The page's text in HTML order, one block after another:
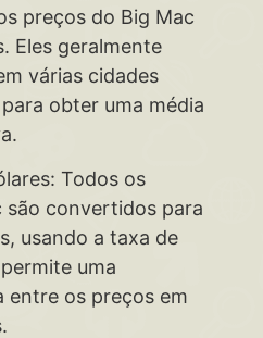
preços do Big Mac
Eles geralmente
várias cidades
obter uma média
Todos os
são convertidos para
usando a taxa de
uma
entre os preços em